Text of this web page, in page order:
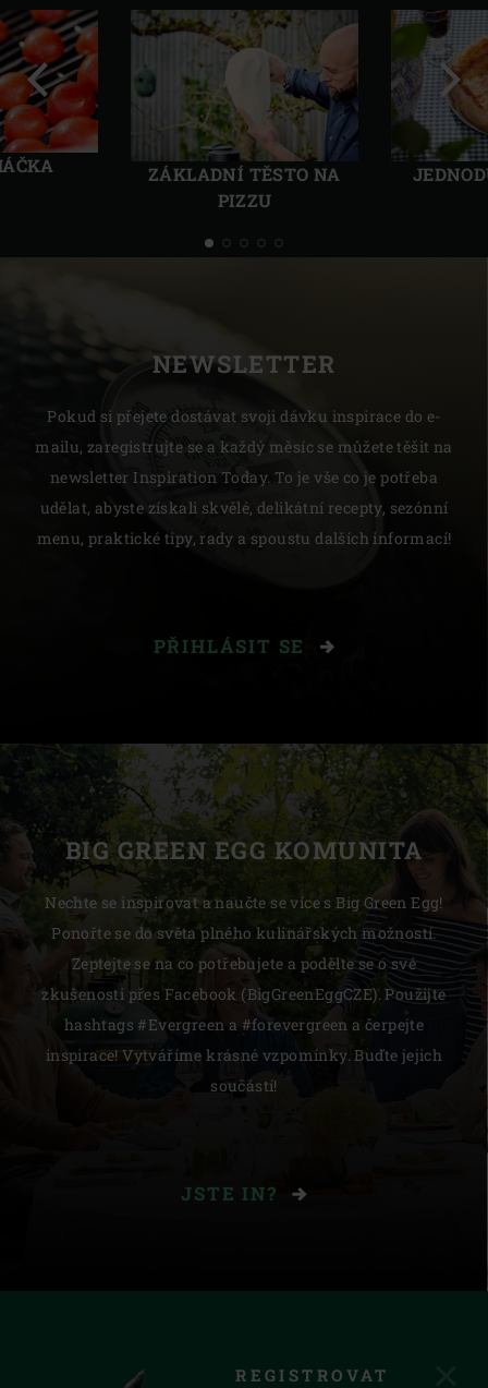
ZÁKLADNÍ TĚSTO NA
PIZZU
Předchozí Další
NEWSLETTER
Pokud si přejete dostávat svoji dávku inspirace do e-
mailu, zaregistrujte se a každý měsíc se můžete těšit na
newsletter Inspiration Today. To je vše co je potřeba
udělat, abyste získali skvělé, delikátní recepty, sezónní
menu, praktické tipy, rady a spoustu dalších informací!
PŘIHLÁSIT SE
BIG GREEN EGG KOMUNITA
Nechte se inspirovat a naučte se více s Big Green Egg!
Ponořte se do světa plného kulinářských možností.
Zeptejte se na co potřebujete a podělte se o své
zkušenosti přes Facebook (BigGreenEggCZE). Použijte
hashtags #Evergreen a #forevergreen a čerpejte
inspirace! Vytváříme krásné vzpomínky. Buďte jejich
součástí!
JSTE IN?
REGISTROVAT